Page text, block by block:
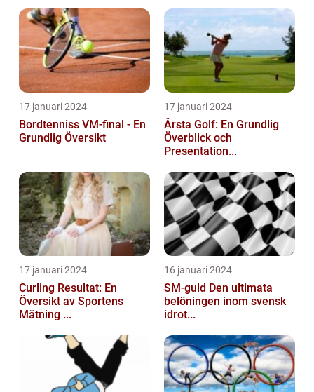
17 januari 2024
Bordtenniss VM-final - En
Grundlig Översikt
17 januari 2024
Årsta Golf: En Grundlig
Överblick och
Presentation...
17 januari 2024
Curling Resultat: En
Översikt av Sportens
Mätning ...
16 januari 2024
SM-guld Den ultimata
belöningen inom svensk
idrot...